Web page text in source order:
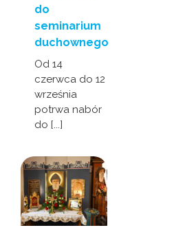
do
seminarium
duchownego
Od 14
czerwca do 12
września
potrwa nabór
do [...]